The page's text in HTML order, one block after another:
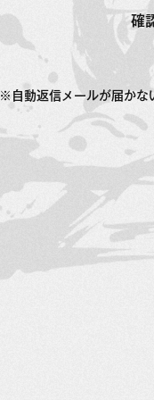
確
※自動返信メールが届かな